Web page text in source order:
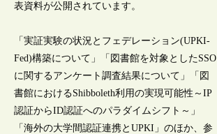
表資料が公開されています。
「実証実験の状況とフェデレーション(UPKI-
Fed)構築について」「図書館を対象としたSSO
に関するアンケート調査結果について」「図
書館におけるShibboleth利用の実現可能性～IP
認証からID認証へのパラダイムシフト～」
「海外の大学間認証連携とUPKI」のほか、参